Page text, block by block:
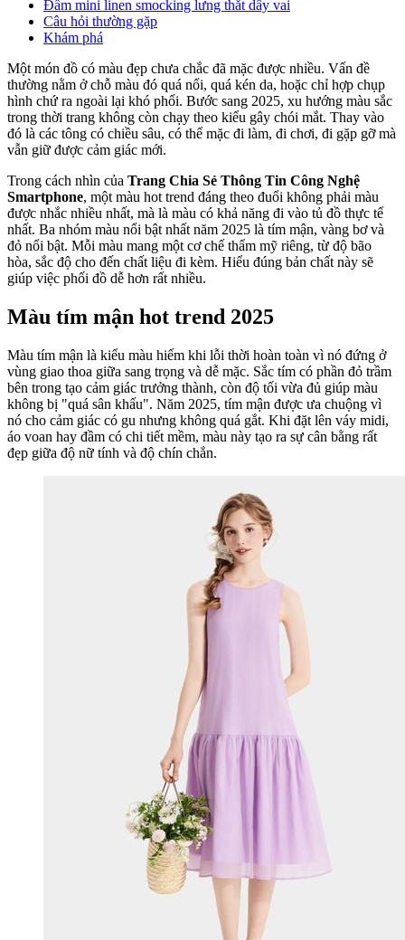
Đầm mini linen smocking lưng thắt dây vai
Câu hỏi thường gặp
Khám phá
Một món đồ có màu đẹp chưa chắc đã mặc được nhiều. Vấn đề
thường nằm ở chỗ màu đó quá nổi, quá kén da, hoặc chỉ hợp chụp
hình chứ ra ngoài lại khó phối. Bước sang 2025, xu hướng màu sắc
trong thời trang không còn chạy theo kiểu gây chói mắt. Thay vào
đó là các tông có chiều sâu, có thể mặc đi làm, đi chơi, đi gặp gỡ mà
vẫn giữ được cảm giác mới.
Trong cách nhìn của Trang Chia Sẻ Thông Tin Công Nghệ
Smartphone, một màu hot trend đáng theo đuổi không phải màu
được nhắc nhiều nhất, mà là màu có khả năng đi vào tủ đồ thực tế
nhất. Ba nhóm màu nổi bật nhất năm 2025 là tím mận, vàng bơ và
đỏ nổi bật. Mỗi màu mang một cơ chế thẩm mỹ riêng, từ độ bão
hòa, sắc độ cho đến chất liệu đi kèm. Hiểu đúng bản chất này sẽ
giúp việc phối đồ dễ hơn rất nhiều.
Màu tím mận hot trend 2025
Màu tím mận là kiểu màu hiếm khi lỗi thời hoàn toàn vì nó đứng ở
vùng giao thoa giữa sang trọng và dễ mặc. Sắc tím có phần đỏ trầm
bên trong tạo cảm giác trưởng thành, còn độ tối vừa đủ giúp màu
không bị "quá sân khấu". Năm 2025, tím mận được ưa chuộng vì
nó cho cảm giác có gu nhưng không quá gắt. Khi đặt lên váy midi,
áo voan hay đầm có chi tiết mềm, màu này tạo ra sự cân bằng rất
đẹp giữa độ nữ tính và độ chín chắn.